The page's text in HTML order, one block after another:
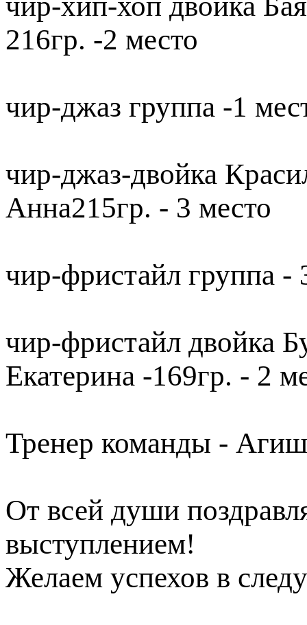
216гр. -2 место
чир-джаз группа -1
чир-джаз-двойка
Анна215гр. - 3 место
чир-фристайл группа -
чир-фристайл двойка
Екатерина -169гр. - 2
Тренер команды -
От всей души
выступлением!
Желаем успехов в